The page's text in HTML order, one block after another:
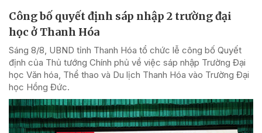
Công bố quyết định sáp nhập 2 trường đại
học ở Thanh Hóa
Sáng 8/8, UBND tỉnh Thanh Hóa tổ chức lễ công bố Quyết
định của Thủ tướng Chính phủ về việc sáp nhập Trường Đại
học Văn hóa, Thể thao và Du lịch Thanh Hóa vào Trường Đại
học Hồng Đức.